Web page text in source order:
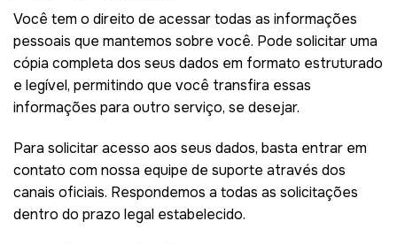
Você tem o direito de acessar todas as informações
pessoais que mantemos sobre você. Pode solicitar uma
cópia completa dos seus dados em formato estruturado
e legível, permitindo que você transfira essas
informações para outro serviço, se desejar.
Para solicitar acesso aos seus dados, basta entrar em
contato com nossa equipe de suporte através dos
canais oficiais. Respondemos a todas as solicitações
dentro do prazo legal estabelecido.